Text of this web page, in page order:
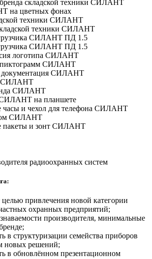
радиоохранных систем
целью привлечения новой категории
охранных предприятий;
производителя, минимальные
в структуризации семейства приборов
новых решений;
в обновлённом презентационном